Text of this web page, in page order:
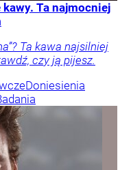
Ta najmocniej
Ta kawa najsilniej
czy ją pijesz.
Doniesienia